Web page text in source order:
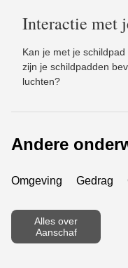
Interactie met
Kan je met je
zijn je schildpadden
luchten?
Andere
Omgeving Gedrag
Alles over
Aanschaf